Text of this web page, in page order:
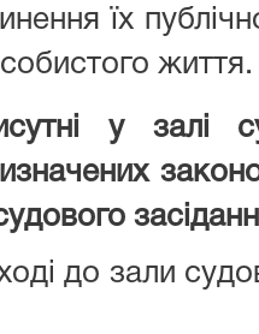
їх
життя.
у залі
до зали